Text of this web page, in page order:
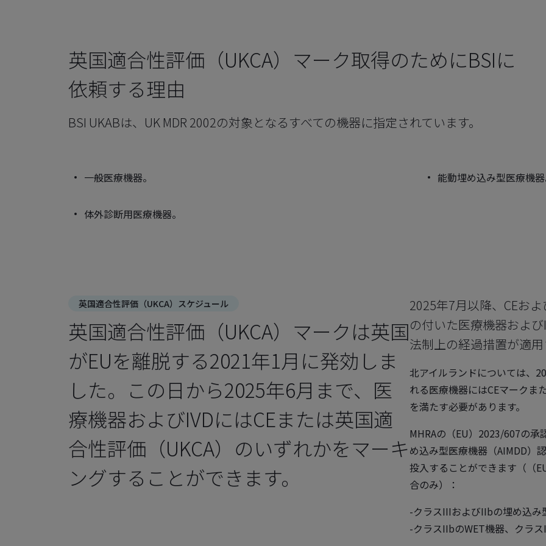
英国適合性評価（UKCA）マーク取得のためにBSIに
依頼する理由
BSI UKABは、UK MDR 2002の対象となるすべての機器に指定されています。
一般医療機器。 能動埋め込み型医療機
体外診断用医療機器。
英国適合性評価（UKCA）スケジュール
英国適合性評価（UKCA）マークは英国
がEUを離脱する2021年1月に発効しま
した。この日から2025年6月まで、医
療機器およびIVDにはCEまたは英国適
合性評価（UKCA）のいずれかをマーキ
ングすることができます。
2025年7月以降、CEお
の付いた医療機器およ
法制上の経過措置が適
北アイルランドについては、
れる医療機器にはCEマークま
を満たす必要があります。
MHRAの（EU）2023/607の
め込み型医療機器（AIMDD）
投入することができます（（
合のみ）：
-クラスIIIおよびIIbの埋め込み
-クラスIIbのWET機器、クラ